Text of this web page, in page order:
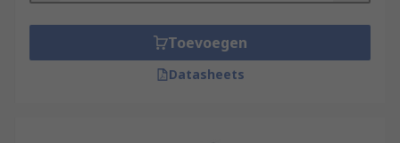
capacitors.
Toevoegen
Datasheets